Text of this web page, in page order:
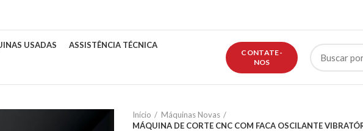
USADAS ASSISTÊNCIA TÉCNICA
CONTATE-
NOS
Início
Máquinas Novas
MÁQUINA DE CORTE CNC COM FACA OSCILANTE